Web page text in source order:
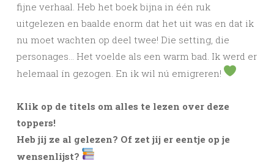
fijne verhaal. Heb het boek bijna in één ruk
uitgelezen en baalde enorm dat het uit was en dat ik
nu moet wachten op deel twee! Die setting, die
personages… Het voelde als een warm bad. Ik werd er
helemaal ín gezogen. En ik wil nú emigreren!
Klik op de titels om alles te lezen over deze
toppers!
Heb jij ze al gelezen? Of zet jij er eentje op je
wensenlijst?